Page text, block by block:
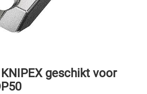
geschikt voor